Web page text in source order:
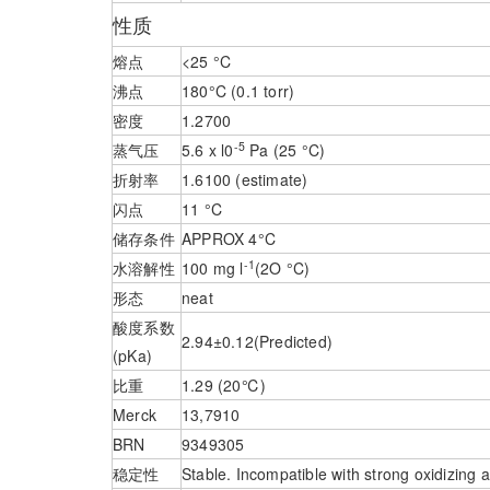
性质
熔点
<25 °C
沸点
180°C (0.1 torr)
密度
1.2700
蒸气压
5.6 x l0-5 Pa (25 °C)
折射率
1.6100 (estimate)
闪点
11 °C
储存条件 APPROX 4°C
水溶解性 100 mg l-1 (2O °C)
形态
neat
酸度系数
(pKa)
2.94±0.12(Predicted)
比重
1.29 (20℃)
Merck
13,7910
BRN
9349305
稳定性
Stable. Incompatible with strong oxidizing